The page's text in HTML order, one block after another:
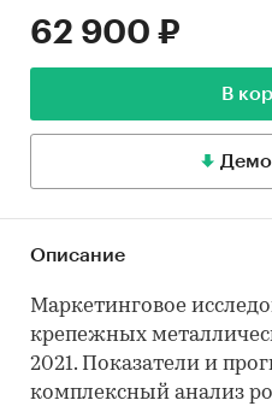
62 900 ₽
В
Описание
Маркетинговое
крепежных
2021. Показатели и
комплексный анализ